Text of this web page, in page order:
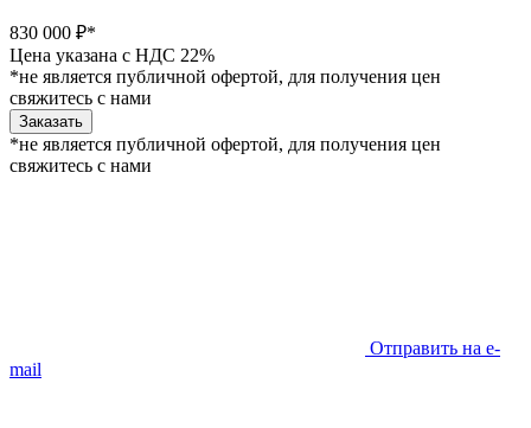
830 000 ₽*
Цена указана с НДС 22%
*не является публичной офертой, для получения цен
свяжитесь с нами
Заказать
*не является публичной офертой, для получения цен
свяжитесь с нами
Отправить на e-
mail